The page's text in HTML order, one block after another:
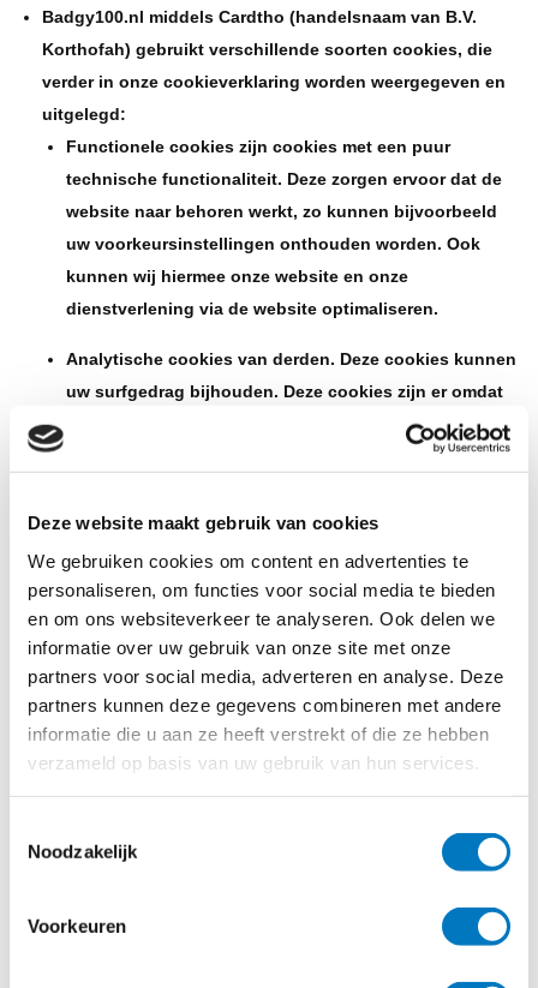
Deze website maakt gebruik van cookies
We gebruiken cookies om content en advertenties te
personaliseren, om functies voor social media te bieden
en om ons websiteverkeer te analyseren. Ook delen we
informatie over uw gebruik van onze site met onze
partners voor social media, adverteren en analyse. Deze
partners kunnen deze gegevens combineren met andere
informatie die u aan ze heeft verstrekt of die ze hebben
verzameld op basis van uw gebruik van hun services.
Noodzakelijk
Voorkeuren
Badgy100.nl middels Cardtho (handelsnaam van B.V.
Korthofah) gebruikt verschillende soorten cookies, die
verder in onze cookieverklaring worden weergegeven en
uitgelegd:
Functionele cookies zijn cookies met een puur
technische functionaliteit. Deze zorgen ervoor dat de
website naar behoren werkt, zo kunnen bijvoorbeeld
uw voorkeursinstellingen onthouden worden. Ook
kunnen wij hiermee onze website en onze
dienstverlening via de website optimaliseren.
Analytische cookies van derden. Deze cookies kunnen
uw surfgedrag bijhouden. Deze cookies zijn er omdat
wij gebruik maken Google Analytics. Voor meer
informatie over deze dienst verwijzen we naar artikel 7.
geplaatst. Door het lezen van de cookies herkent de
adverteerder u bij een bezoek aan een site waarbij hij
eveneens is betrokken. Als u verder surft, kunnen
cookies kunnen ook uw surfgedrag bijhouden
waardoor een zeer specifiek profiel door deze partijen
kan worden opgebouwd. Dit profiel kan zo
gedetailleerd zijn dat er sprake is van een
persoonsgegeven.
Wat als u niet van cookies houdt
U kunt cookies uitschakelen door uw internetbrowser zo